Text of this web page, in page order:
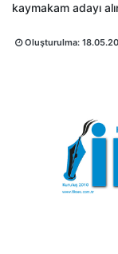
kaymakam adayı
Oluşturulma: